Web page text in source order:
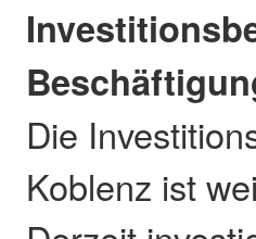
Die
Koblenz ist